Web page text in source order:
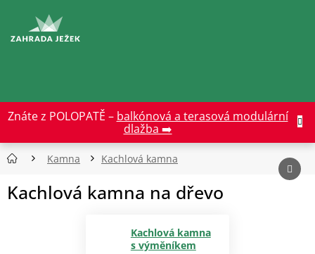
obsah
Znáte z POLOPATĚ – balkónová a terasová modulární
dlažba ➡️
Kamna Kachlová kamna
Kachlová kamna na dřevo
Kachlová kamna
s výměníkem